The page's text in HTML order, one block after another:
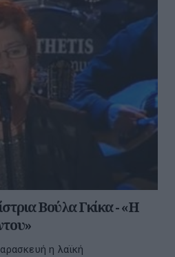
Βούλα Γκίκα - «Η
η λαϊκή